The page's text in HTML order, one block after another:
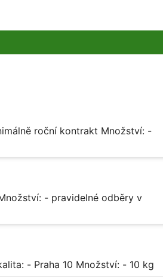
Octan chromitý čistý Popis: - sůl karboxylové kyseliny Lokalita: - Praha 10 Množství: - 10 kg